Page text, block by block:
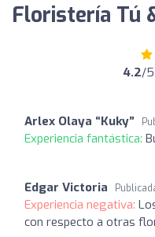
Floristería Tú
4.2/5
Arlex Olaya “Kuky”
Experiencia fantástica:
Edgar Victoria
Experiencia negativa:
con respecto a otras